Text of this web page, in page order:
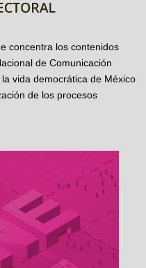
concentra los contenidos
de Comunicación
vida democrática de México
de los procesos